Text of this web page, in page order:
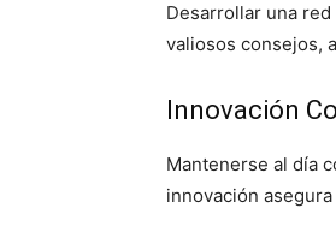
Desarrollar una
valiosos consejos,
Innovación
Mantenerse al día
innovación